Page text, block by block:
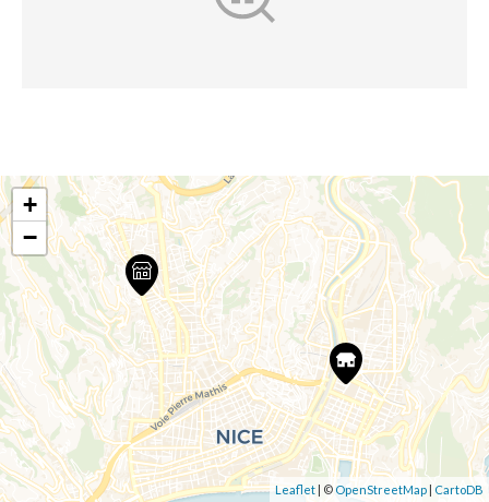
+
−
Leaflet | ©OpenStreetMap | CartoDB